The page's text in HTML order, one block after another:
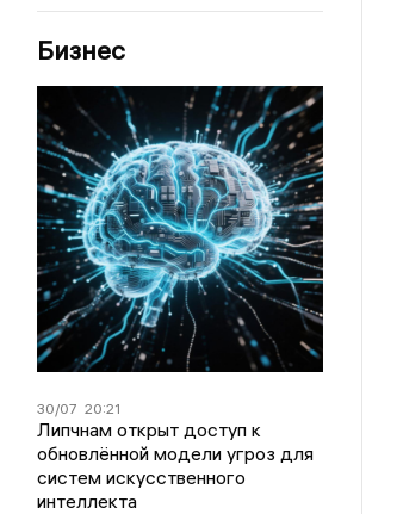
Бизнес
30/07 20:21
Липчнам открыт доступ к
обновлённой модели угроз для
систем искусственного
интеллекта